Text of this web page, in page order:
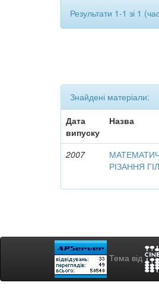
Результати 1-1 зі 1
Знайдені матеріали:
Дата
випуску
Назва
2007
РІЗАННЯ
Тема від